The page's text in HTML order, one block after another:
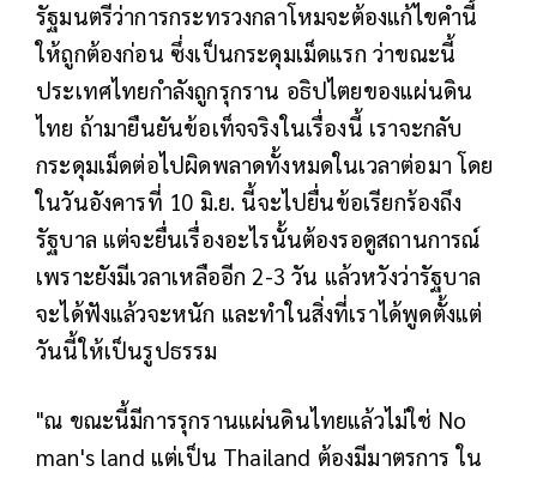
รัฐมนตรีว่าการกระทรวงกลาโหมจะต้องแก้ไขคำนี้
ให้ถูกต้องก่อน ซึ่งเป็นกระดุมเม็ดแรก ว่าขณะนี้
ประเทศไทยกำลังถูกรุกราน อธิปไตยของแผ่นดิน
ไทย ถ้ามายืนยันข้อเท็จจริงในเรื่องนี้ เราจะกลับ
กระดุมเม็ดต่อไปผิดพลาดทั้งหมดในเวลาต่อมา โดย
ในวันอังคารที่ 10 มิ.ย. นี้จะไปยื่นข้อเรียกร้องถึง
รัฐบาล แต่จะยื่นเรื่องอะไรนั้นต้องรอดูสถานการณ์
เพราะยังมีเวลาเหลืออีก 2-3 วัน แล้วหวังว่ารัฐบาล
จะได้ฟังแล้วจะหนัก และทำในสิ่งที่เราได้พูดตั้งแต่
วันนี้ให้เป็นรูปธรรม
"ณ ขณะนี้มีการรุกรานแผ่นดินไทยแล้วไม่ใช่ No
man's land แต่เป็น Thailand ต้องมีมาตรการ ใน